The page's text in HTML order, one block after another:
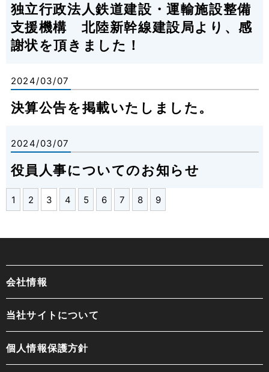
独立行政法人鉄道建設・運輸施設整備
支援機構 北陸新幹線建設局より、感
謝状を頂きました！
2024/03/07
決算公告を掲載いたしました。
2024/03/07
役員人事についてのお知らせ
1 2 3 4 5 6 7 8 9
会社情報
当社サイトについて
個人情報保護方針